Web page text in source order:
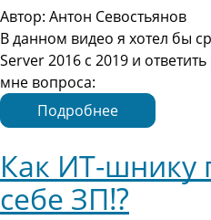
Автор: Антон Севостьянов
В данном видео я хотел бы
Server 2016 с 2019 и
мне вопроса:
Подробнее
Как ИТ-шнику
себе ЗП⁉️